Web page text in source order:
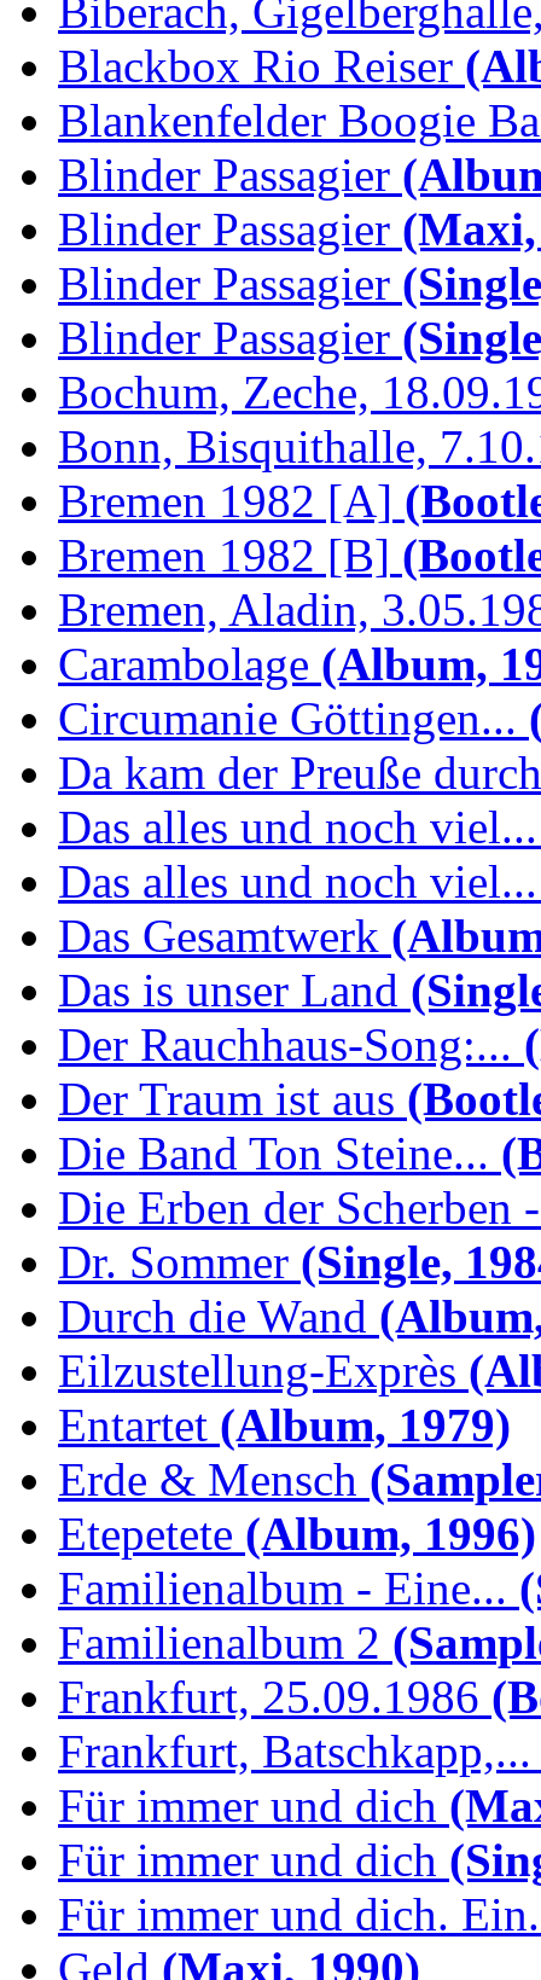
Biberach,
Blackbox Rio Reiser
Blankenfelder Boogie
Blinder Passagier
Blinder Passagier
Blinder Passagier
Blinder Passagier
Bochum, Zeche,
Bonn, Bisquithalle,
Bremen 1982 [A]
Bremen 1982 [B]
Bremen, Aladin,
Carambolage (Album,
Circumanie Göttingen...
Da kam der Preuße durch
Das alles und noch viel...
Das alles und noch viel...
Das Gesamtwerk
Das is unser Land
Der Rauchhaus-Song:...
Der Traum ist aus
Die Band Ton Steine...
Die Erben der Scherben
Dr. Sommer (Single,
Durch die Wand
Eilzustellung-Exprès
Entartet (Album, 1979)
Erde & Mensch
Etepetete (Album, 1996)
Familienalbum - Eine...
Familienalbum 2
Frankfurt, 25.09.1986
Frankfurt, Batschkapp,...
Für immer und dich
Für immer und dich
Für immer und dich.
Geld (Maxi, 1990)